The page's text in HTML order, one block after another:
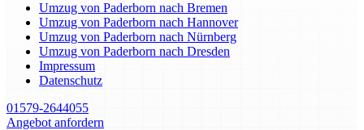
Umzug von Paderborn nach Bremen
Umzug von Paderborn nach Hannover
Umzug von Paderborn nach Nürnberg
Umzug von Paderborn nach Dresden
Impressum
Datenschutz
01579-2644055
Angebot anfordern